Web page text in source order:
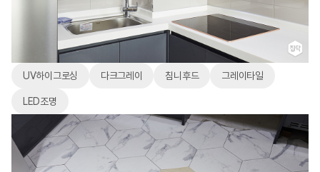
UV하이그로싱 다크그레이 침니후드 그레이타일
LED조명